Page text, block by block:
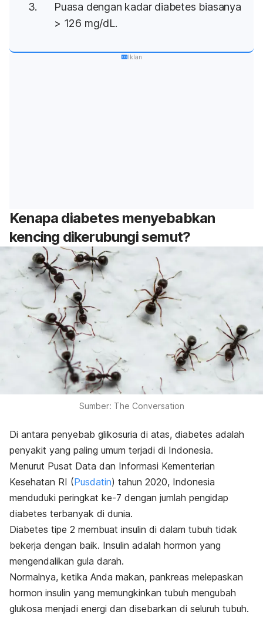
Puasa dengan kadar diabetes biasanya
> 126 mg/dL.
Iklan
Kenapa diabetes menyebabkan
kencing dikerubungi semut?
Sumber: The Conversation
Di antara penyebab glikosuria di atas, diabetes adalah
penyakit yang paling umum terjadi di Indonesia.
Menurut Pusat Data dan Informasi Kementerian
Kesehatan RI (Pusdatin) tahun 2020, Indonesia
menduduki peringkat ke-7 dengan jumlah pengidap
diabetes terbanyak di dunia.
Diabetes tipe 2 membuat insulin di dalam tubuh tidak
bekerja dengan baik. Insulin adalah hormon yang
mengendalikan gula darah.
Normalnya, ketika Anda makan, pankreas melepaskan
hormon insulin yang memungkinkan tubuh mengubah
glukosa menjadi energi dan disebarkan di seluruh tubuh.